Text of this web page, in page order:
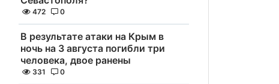
472 0
В результате атаки на Крым в
ночь на 3 августа погибли три
человека, двое ранены
331 0